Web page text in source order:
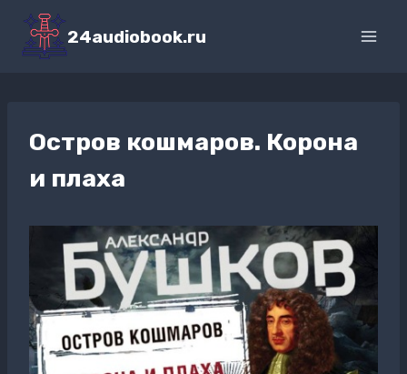
Перейти
содержимому
24audiobook.ru
Остров кошмаров. Корона
и плаха